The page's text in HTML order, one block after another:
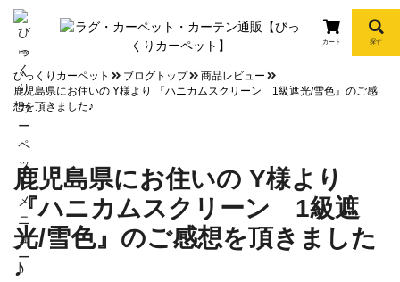
info
カート 探す
びっくりカーペット ブログトップ
商品レビュー
鹿児島県にお住いの Y様より 『ハニカムスクリーン 1級遮光/雪色』のご感
想を頂きました♪
鹿児島県にお住いの Y様より
『ハニカムスクリーン 1級遮
光/雪色』のご感想を頂きました
♪